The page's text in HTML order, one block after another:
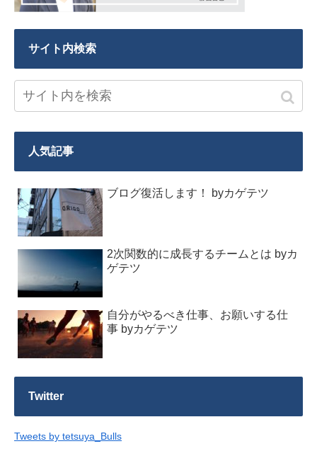
サイト内検索
人気記事
ブログ復活します！ byカゲテツ
2次関数的に成長するチームとは byカ
ゲテツ
自分がやるべき仕事、お願いする仕
事 byカゲテツ
Twitter
Tweets by tetsuya_Bulls